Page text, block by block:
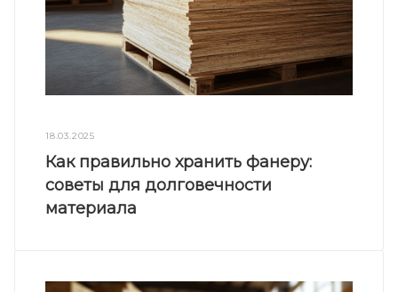
18.03.2025
Как правильно хранить фанеру:
советы для долговечности
материала